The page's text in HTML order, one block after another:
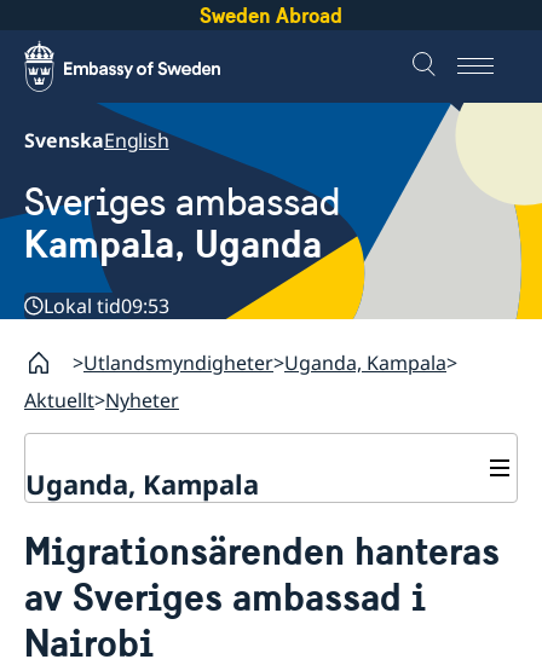
Sweden Abroad
SvenskaEnglish
Sveriges ambassad
Kampala, Uganda
Lokal tid09:53
Utlandsmyndigheter Uganda, Kampala
Aktuellt Nyheter
Uganda, Kampala
Om oss
Lediga tjänster
Praktiktjänstgöring
Ambassadens personal
Så stöttar vi svenska företag
Vi är en resurs för svenska företag
Aktuellt
Migrationsärenden hanteras
av Sveriges ambassad i
Nairobi